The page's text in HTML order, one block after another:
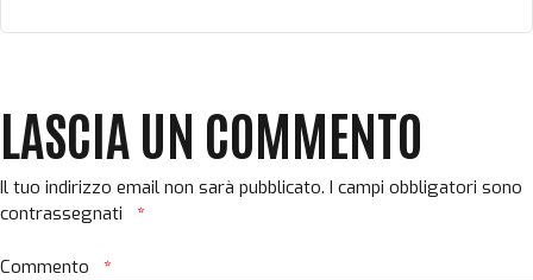
LASCIA UN COMMENTO
Il tuo indirizzo email non sarà pubblicato. I campi obbligatori sono
contrassegnati
*
Commento *